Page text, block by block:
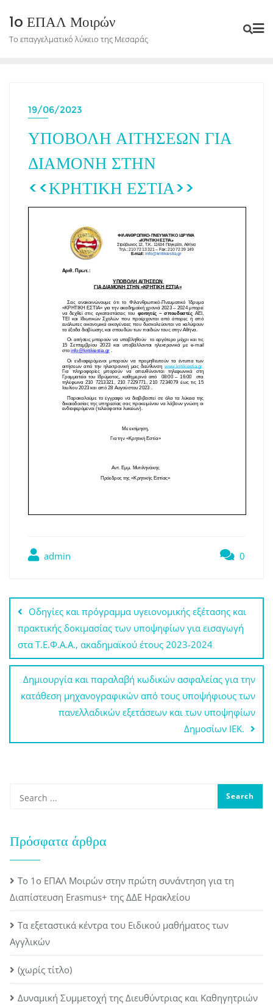
content
1o ΕΠΑΛ Μοιρών
Το επαγγελματικό λύκειο της Μεσαράς
19/06/2023
ΥΠΟΒΟΛΗ ΑΙΤΗΣΕΩΝ ΓΙΑ
ΔΙΑΜΟΝΗ ΣΤΗΝ
<<ΚΡΗΤΙΚΗ ΕΣΤΙΑ>>
admin 0
Πλοήγηση
άρθρων
Οδηγίες και πρόγραμμα υγειονομικής εξέτασης και
πρακτικής δοκιμασίας των υποψηφίων για εισαγωγή
στα Τ.Ε.Φ.Α.Α., ακαδημαϊκού έτους 2023-2024
Δημιουργία και παραλαβή κωδικών ασφαλείας για την
κατάθεση μηχανογραφικών από τους υποψήφιους των
πανελλαδικών εξετάσεων και των υποψηφίων
Δημοσίων ΙΕΚ.
Πρόσφατα άρθρα
Το 1ο ΕΠΑΛ Μοιρών στην πρώτη συνάντηση για τη
Διαπίστευση Erasmus+ της ΔΔΕ Ηρακλείου
Τα εξεταστικά κέντρα του Ειδικού μαθήματος των
Αγγλικών
(χωρίς τίτλο)
Δυναμική Συμμετοχή της Διευθύντριας και Καθηγητριών